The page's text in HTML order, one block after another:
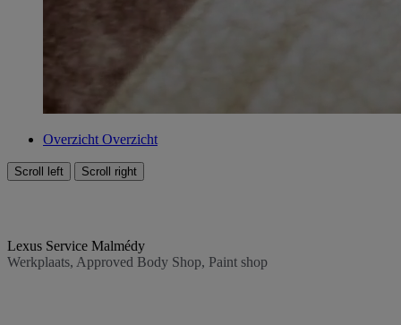
Overzicht Overzicht
Scroll left Scroll right
Lexus Service Malmédy
Werkplaats, Approved Body Shop, Paint shop